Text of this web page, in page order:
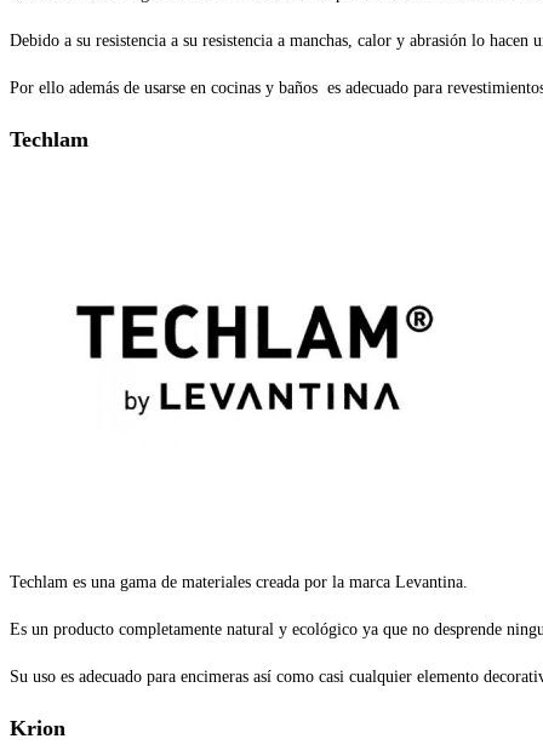
Debido a su resistencia a su resistencia a manchas, calor y abrasión lo
Por ello además de usarse en cocinas y baños es adecuado para
Techlam
Techlam es una gama de materiales creada por la marca Levantina.
Es un producto completamente natural y ecológico ya que no desprende
Su uso es adecuado para encimeras así como casi cualquier elemento
Krion